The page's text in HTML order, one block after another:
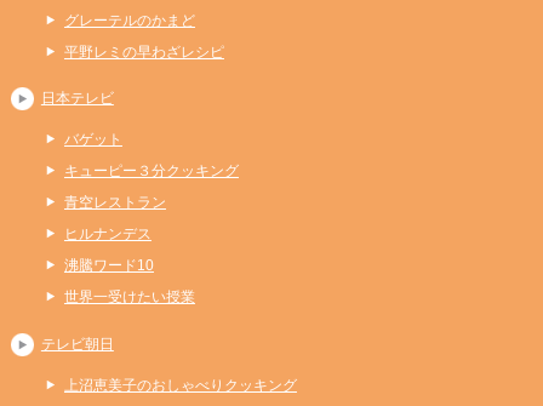
グレーテルのかまど
平野レミの早わざレシピ
日本テレビ
バゲット
キューピー３分クッキング
青空レストラン
ヒルナンデス
沸騰ワード10
世界一受けたい授業
テレビ朝日
上沼恵美子のおしゃべりクッキング